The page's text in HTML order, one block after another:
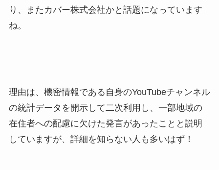
り、またカバー株式会社かと話題になっています
ね。
理由は、機密情報である自身のYouTubeチャンネル
の統計データを開示して二次利用し、一部地域の
在住者への配慮に欠けた発言があったことと説明
していますが、詳細を知らない人も多いはず！